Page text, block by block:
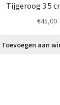
Tijgeroog 3.5
€45,00
Toevoegen aan